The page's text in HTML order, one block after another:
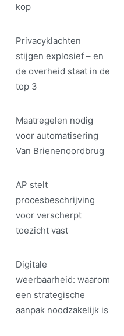
kop
Privacyklachten
stijgen explosief – en
de overheid staat in de
top 3
Maatregelen nodig
voor automatisering
Van Brienenoordbrug
AP stelt
procesbeschrijving
voor verscherpt
toezicht vast
Digitale
weerbaarheid: waarom
een strategische
aanpak noodzakelijk is